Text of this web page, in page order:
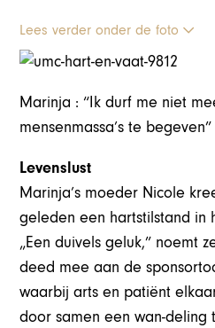
Lees verder onder de foto
Marinja : “Ik durf me niet
mensenmassa’s te begeven”
Levenslust
Marinja’s moeder Nicole
geleden een hartstilstand in
„Een duivels geluk,” noemt
deed mee aan de
waarbij arts en patiënt
door samen een wan-deling